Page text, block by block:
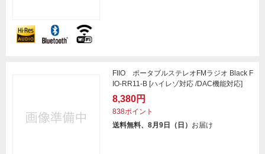
FIIO ポータブルステレオFMラジオ Black F
IO-RR11-B [ハイレゾ対応 /DAC機能対応]
8,380円
838ポイント
送料無料、8月9日（日） お届け